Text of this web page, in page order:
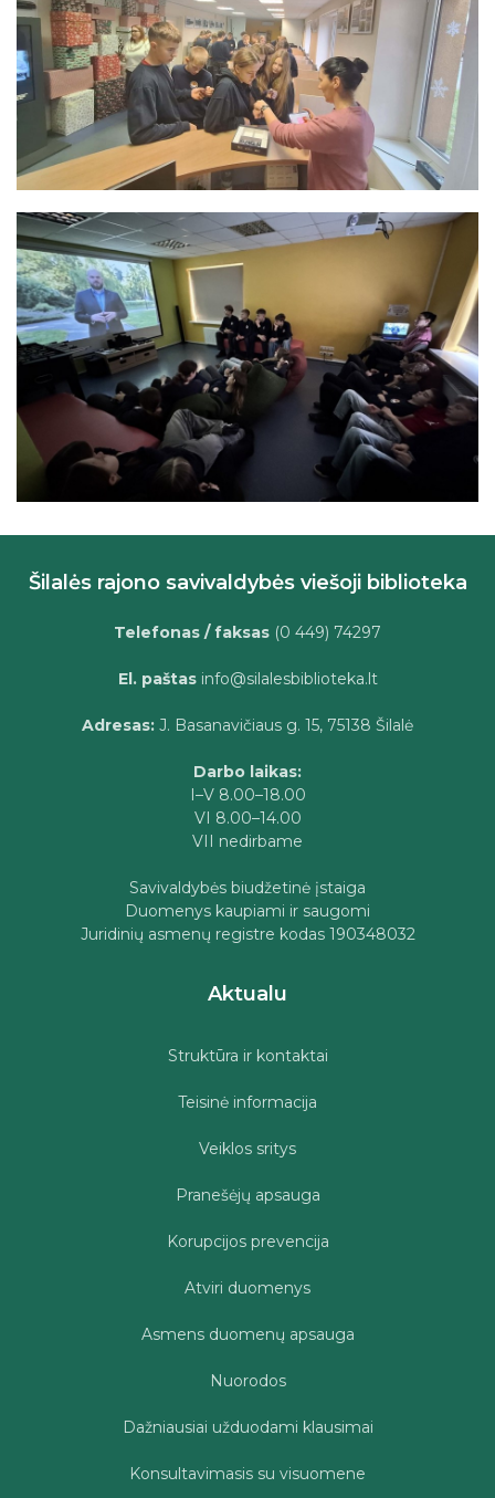
Šilalės rajono savivaldybės viešoji biblioteka
Telefonas / faksas (0 449) 74297
El. paštasinfo@silalesbiblioteka.lt
Adresas: J. Basanavičiaus g. 15, 75138 Šilalė
Darbo laikas:
I–V 8.00–18.00
VI 8.00–14.00
VII nedirbame
Savivaldybės biudžetinė įstaiga
Duomenys kaupiami ir saugomi
Juridinių asmenų registre kodas 190348032
Aktualu
Struktūra ir kontaktai
Teisinė informacija
Veiklos sritys
Pranešėjų apsauga
Korupcijos prevencija
Atviri duomenys
Asmens duomenų apsauga
Nuorodos
Dažniausiai užduodami klausimai
Konsultavimasis su visuomene